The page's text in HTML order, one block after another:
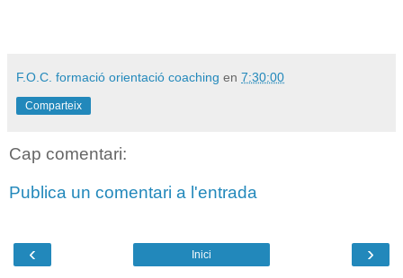
F.O.C. formació orientació coaching en 7:30:00
Comparteix
Cap comentari:
Publica un comentari a l'entrada
‹ ›
Inici